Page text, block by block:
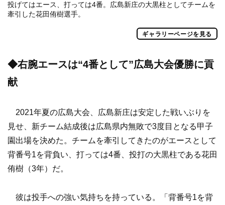
投げてはエース、打っては4番。広島新庄の大黒柱としてチームを
牽引した花田侑樹選手。
ギャラリーページを見る
◆右腕エースは“4番として”広島大会優勝に貢
献
2021年夏の広島大会、広島新庄は安定した戦いぶりを
見せ、新チーム結成後は広島県内無敗で3度目となる甲子
園出場を決めた。チームを牽引してきたのがエースとして
背番号1を背負い、打っては4番、投打の大黒柱である花田
侑樹（3年）だ。
彼は投手への強い気持ちを持っている。「背番号1を背